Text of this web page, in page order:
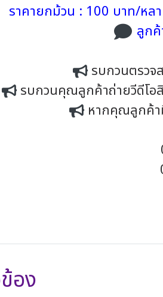
ราคายกม้วน : 100 บาท/หลา
ลูกค้
รบกวนตรว
รบกวนคุณลูกค้าถ่ายวีดีโอ
หากคุณลูกค้า
อง